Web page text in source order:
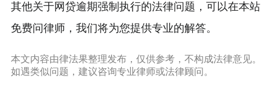
其他关于网贷逾期强制执行的法律问题，可以在本站
免费问律师，我们将为您提供专业的解答。
本文内容由律法果整理发布，仅供参考，不构成法律意见。
如遇类似问题，建议咨询专业律师或法律顾问。